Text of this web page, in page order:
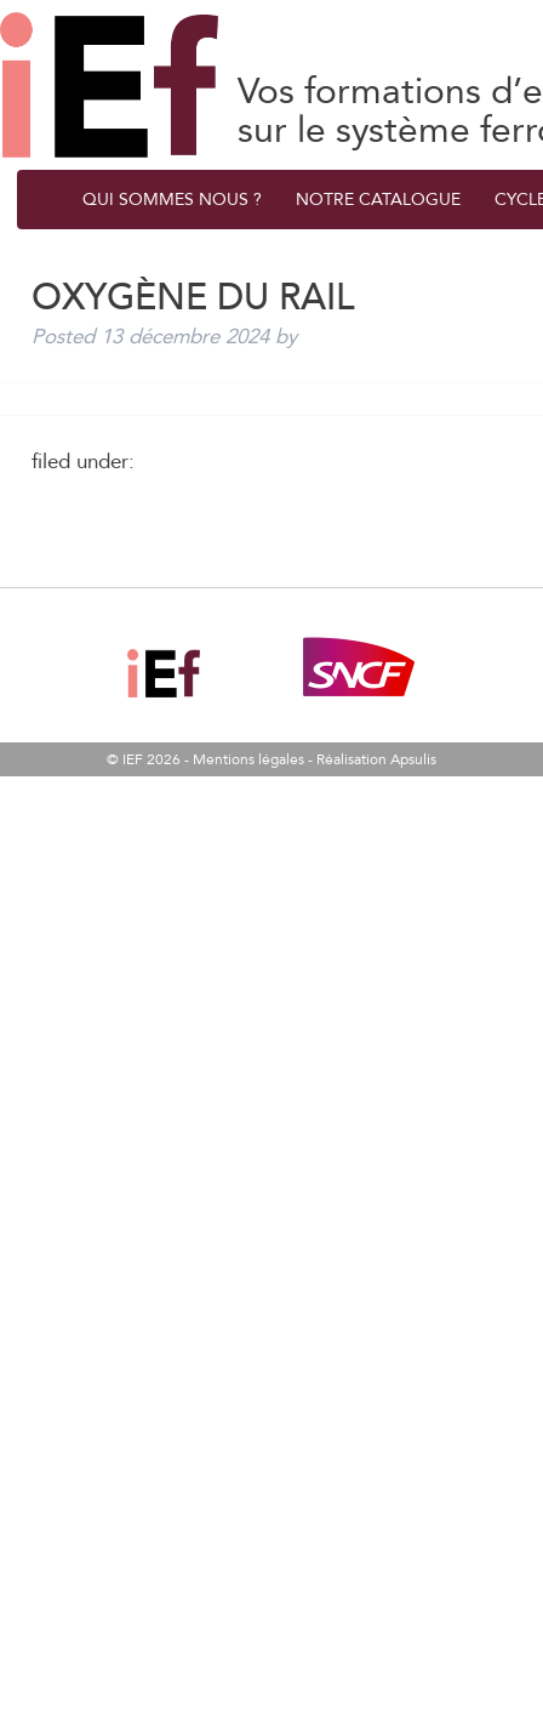
Vos formations
sur le système
QUI SOMMES NOUS ? NOTRE CATALOGUE
OXYGÈNE DU RAIL
Posted 13 décembre 2024 by
filed under:
© IEF 2026 - Mentions légales- Réalisation Apsulis